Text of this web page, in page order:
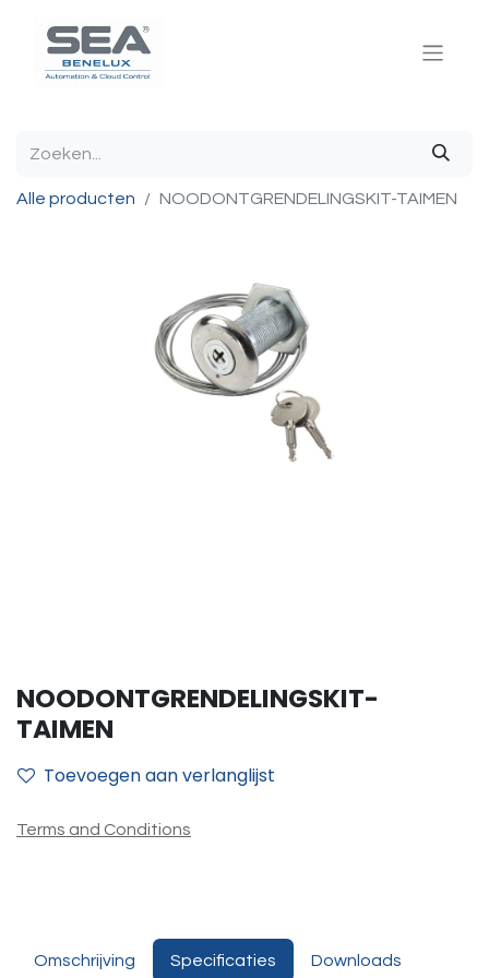
Alle producten NOODONTGRENDELINGSKIT-TAIMEN
NOODONTGRENDELINGSKIT-
TAIMEN
Toevoegen aan verlanglijst
Terms and Conditions
Omschrijving Specificaties Downloads